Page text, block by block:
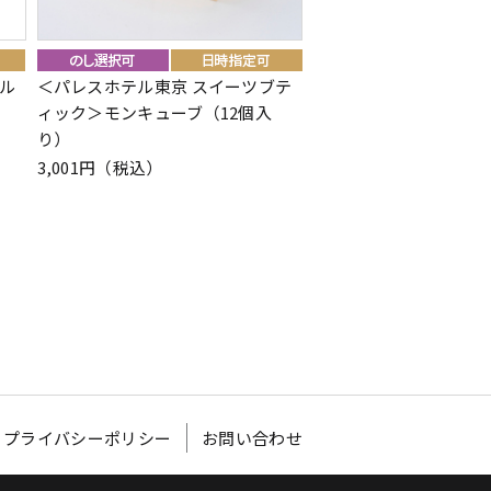
＜パレスホテル東京 スイーツブテ
ィック＞モンキューブ（12個入
り）
3,001円（税込）
プライバシーポリシー お問い合わせ